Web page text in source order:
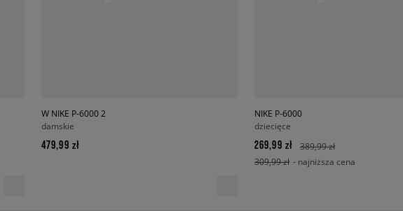
W NIKE P-6000 2
damskie
479,99 zł
NIKE P-6000
dziecięce
269,99 zł
389,99 zł
309,99 zł - najniższa cena